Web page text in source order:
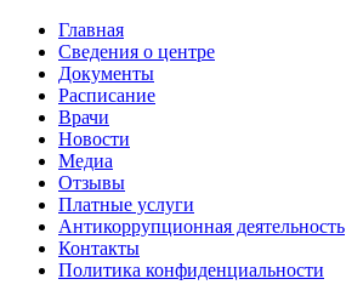
Главная
Сведения о центре
Документы
Расписание
Врачи
Новости
Медиа
Отзывы
Платные услуги
Антикоррупционная деятельность
Контакты
Политика конфиденциальности